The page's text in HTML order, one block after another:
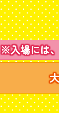
※入場には